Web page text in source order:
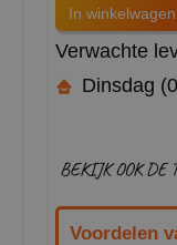
Verwachte
Dinsdag
BEKIJK OOK DE
Voordelen